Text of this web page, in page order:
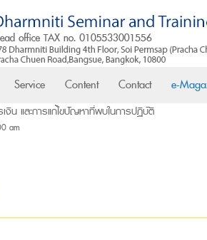
Service Content Contact e-
งิน และการแก้ไขปัญหาที่พบในการปฏิบัติ
am